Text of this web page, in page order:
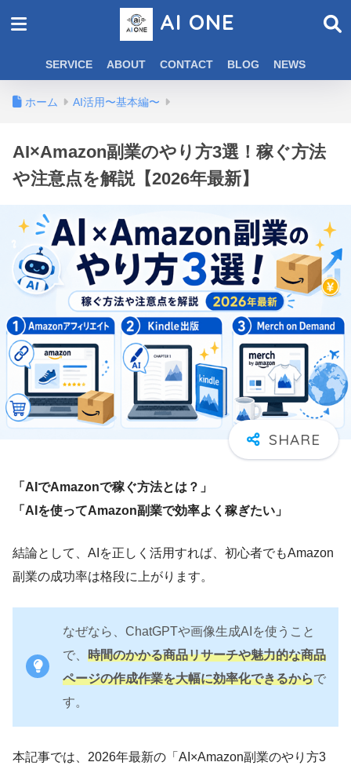
AI ONE
SERVICE ABOUT CONTACT BLOG NEWS
ホーム AI活用〜基本編〜
AI×Amazon副業のやり方3選！稼ぐ方法
や注意点を解説【2026年最新】
「AIでAmazonで稼ぐ方法とは？」
「AIを使ってAmazon副業で効率よく稼ぎたい」
結論として、AIを正しく活用すれば、初心者でもAmazon
副業の成功率は格段に上がります。
なぜなら、ChatGPTや画像生成AIを使うこと
で、 時間のかかる商品リサーチや魅力的な商品
ページの作成作業を大幅に効率化できるからで
す。
本記事では、2026年最新の「AI×Amazon副業のやり方3